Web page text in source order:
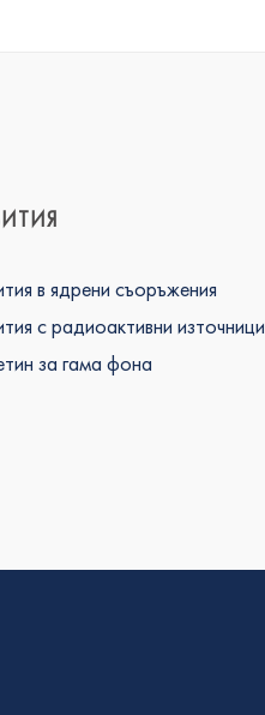
в ядрени съоръжения
с радиоактивни източници
за гама фона